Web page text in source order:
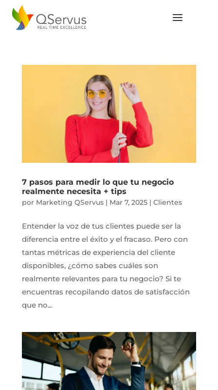
7 pasos para medir lo que tu negocio
realmente necesita + tips
por Marketing QServus| Mar 7, 2025| Clientes
Entender la voz de tus clientes puede ser la
diferencia entre el éxito y el fracaso. Pero con
tantas métricas de experiencia del cliente
disponibles, ¿cómo sabes cuáles son
realmente relevantes para tu negocio? Si te
encuentras recopilando datos de satisfacción
que no...